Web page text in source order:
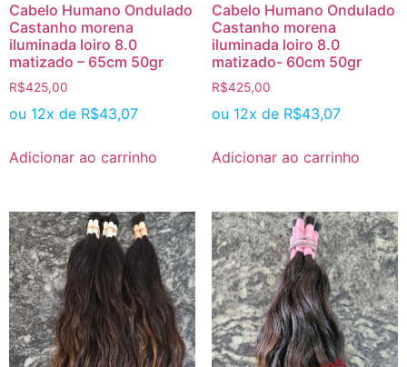
Cabelo Humano Ondulado
Castanho morena
iluminada loiro 8.0
matizado – 65cm 50gr
R$425,00
ou 12x de R$43,07
Adicionar ao carrinho
Cabelo Humano Ondulado
Castanho morena
iluminada loiro 8.0
matizado- 60cm 50gr
R$425,00
ou 12x de R$43,07
Adicionar ao carrinho